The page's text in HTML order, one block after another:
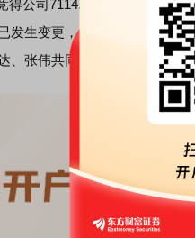
公司7114.48万股股份。此次
发生变更，公司控股股东变更
、张伟共同控制。